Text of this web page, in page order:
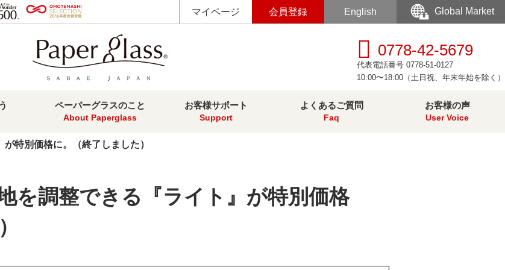
マイページ 会員登録 English Global Market
0778-42-5679
代表電話番号 0778-51-0127
10:00〜18:00（土日祝、年末年始を除く）
ペーパーグラスのこと
About Paperglass
お客様サポート
Support
よくあるご質問
Faq
お客様の声
User Voice
特別価格に。（終了しました）
を調整できる『ライト』が特別価格